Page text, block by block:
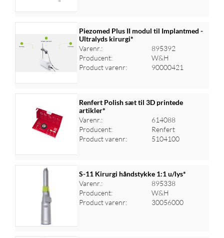
Log ind for at se priser
Piezomed Plus II modul til Implantmed -
Ultralyds kirurgi*
Varenr.:
895392
Producent:
W&H
Product varenr:
90000421
Log ind for at se priser
Renfert Polish sæt til 3D printede
artikler*
Varenr.:
614088
Producent:
Renfert
Product varenr:
5104100
Log ind for at se priser
S-11 Kirurgi håndstykke 1:1 u/lys*
Varenr.:
895338
Producent:
W&H
Product varenr:
30056000